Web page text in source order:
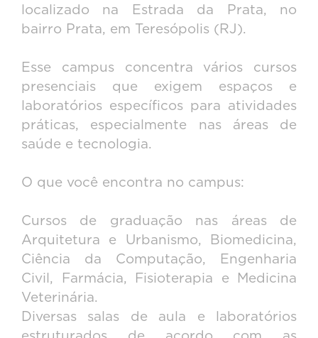
localizado na Estrada da Prata, no
bairro Prata, em Teresópolis (RJ).
Esse campus concentra vários cursos
presenciais que exigem espaços e
laboratórios específicos para atividades
práticas, especialmente nas áreas de
saúde e tecnologia.
O que você encontra no campus:
Cursos de graduação nas áreas de
Arquitetura e Urbanismo, Biomedicina,
Ciência da Computação, Engenharia
Civil, Farmácia, Fisioterapia e Medicina
Veterinária.
Diversas salas de aula e laboratórios